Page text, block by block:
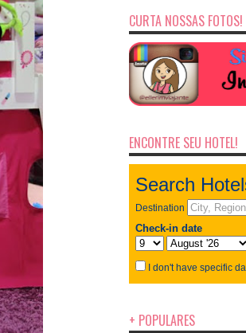
CURTA NOSSAS FOTOS!
ENCONTRE SEU HOTEL!
+ POPULARES